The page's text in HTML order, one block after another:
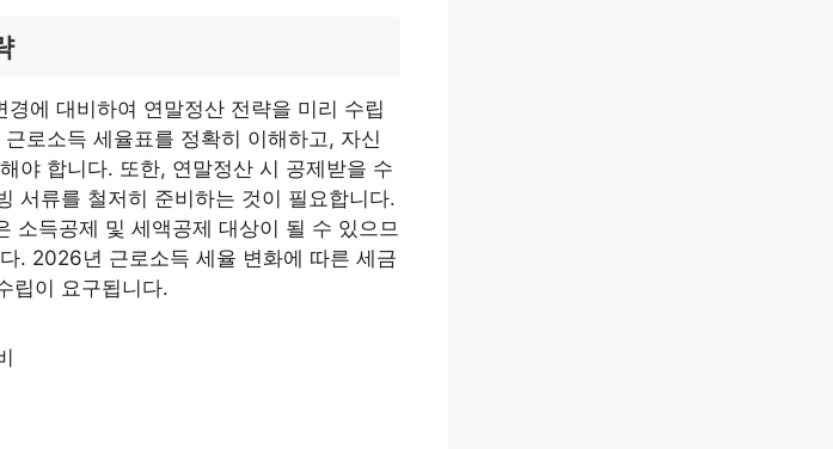
에 대비하여 연말정산 전략을 미리 수립
로소득 세율표를 정확히 이해하고, 자신
야 합니다. 또한, 연말정산 시 공제받을 수
서류를 철저히 준비하는 것이 필요합니다.
소득공제 및 세액공제 대상이 될 수 있으므
. 2026년 근로소득 세율 변화에 따른 세금
립이 요구됩니다.